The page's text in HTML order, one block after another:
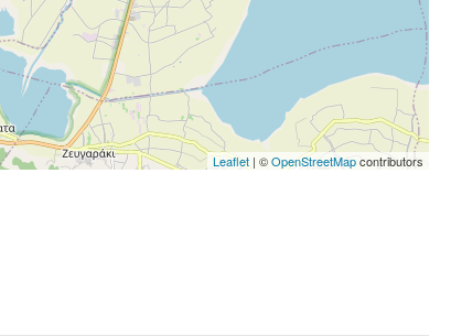
Leaflet | ©OpenStreetMapcontributors